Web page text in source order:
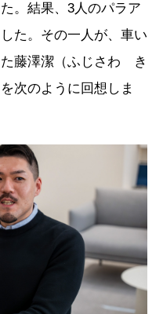
。結果、3人のパラア
た。その一人が、車い
藤澤潔（ふじさわ き
次のように回想しま